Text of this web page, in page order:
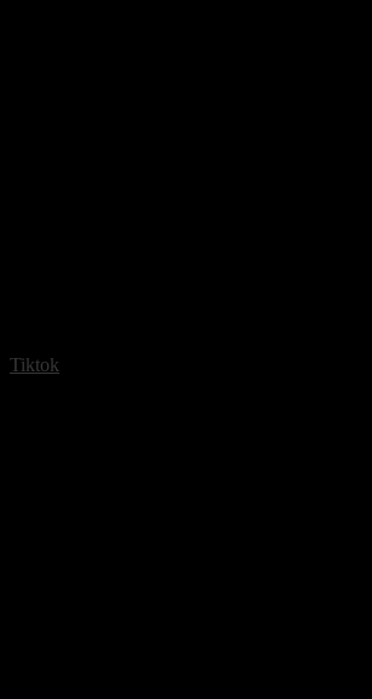
Tiktok